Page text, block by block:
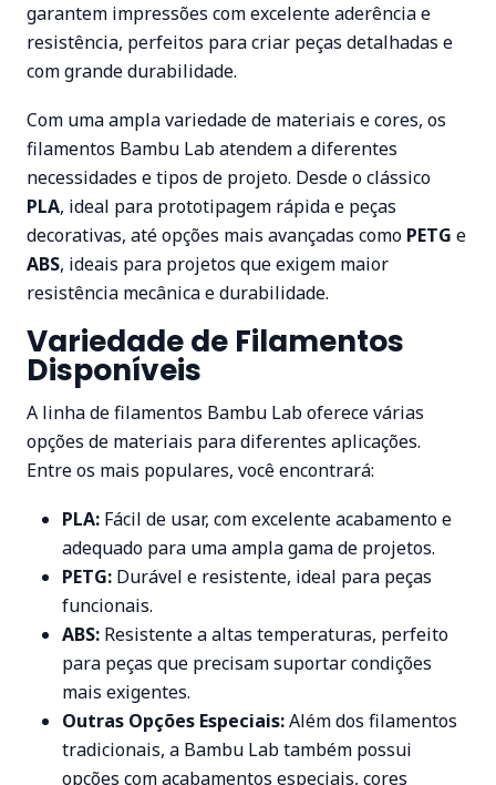
garantem impressões com excelente aderência e
resistência, perfeitos para criar peças detalhadas e
com grande durabilidade.
Com uma ampla variedade de materiais e cores, os
filamentos Bambu Lab atendem a diferentes
necessidades e tipos de projeto. Desde o clássico
PLA, ideal para prototipagem rápida e peças
decorativas, até opções mais avançadas como PETG e
ABS, ideais para projetos que exigem maior
resistência mecânica e durabilidade.
Variedade de Filamentos
Disponíveis
A linha de filamentos Bambu Lab oferece várias
opções de materiais para diferentes aplicações.
Entre os mais populares, você encontrará:
PLA: Fácil de usar, com excelente acabamento e
adequado para uma ampla gama de projetos.
PETG: Durável e resistente, ideal para peças
funcionais.
ABS: Resistente a altas temperaturas, perfeito
para peças que precisam suportar condições
mais exigentes.
Outras Opções Especiais:Além dos filamentos
tradicionais, a Bambu Lab também possui
opções com acabamentos especiais, cores